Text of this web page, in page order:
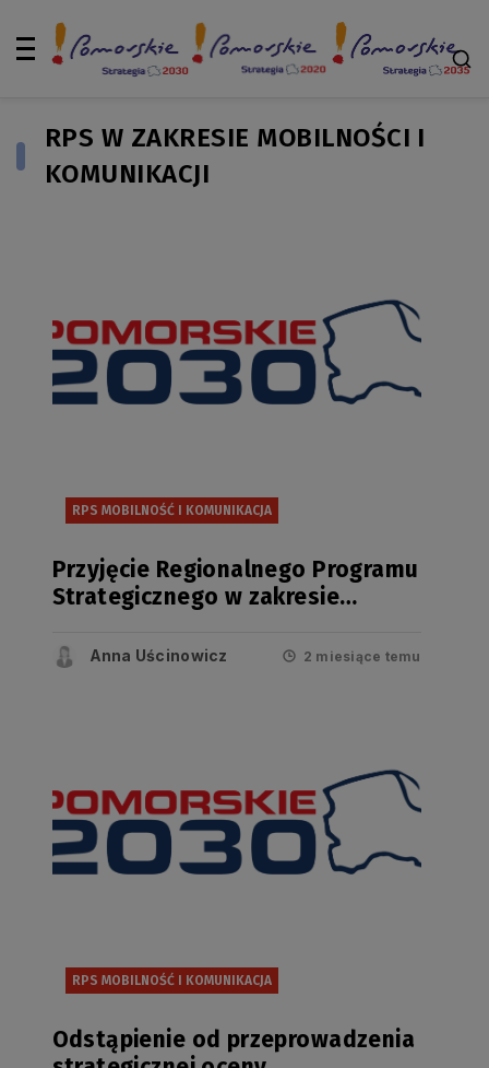
RPS W ZAKRESIE MOBILNOŚCI I
KOMUNIKACJI
RPS MOBILNOŚĆ I KOMUNIKACJA
Przyjęcie Regionalnego Programu
Strategicznego w zakresie
Anna Uścinowicz 2 miesiące temu
RPS MOBILNOŚĆ I KOMUNIKACJA
Odstąpienie od przeprowadzenia